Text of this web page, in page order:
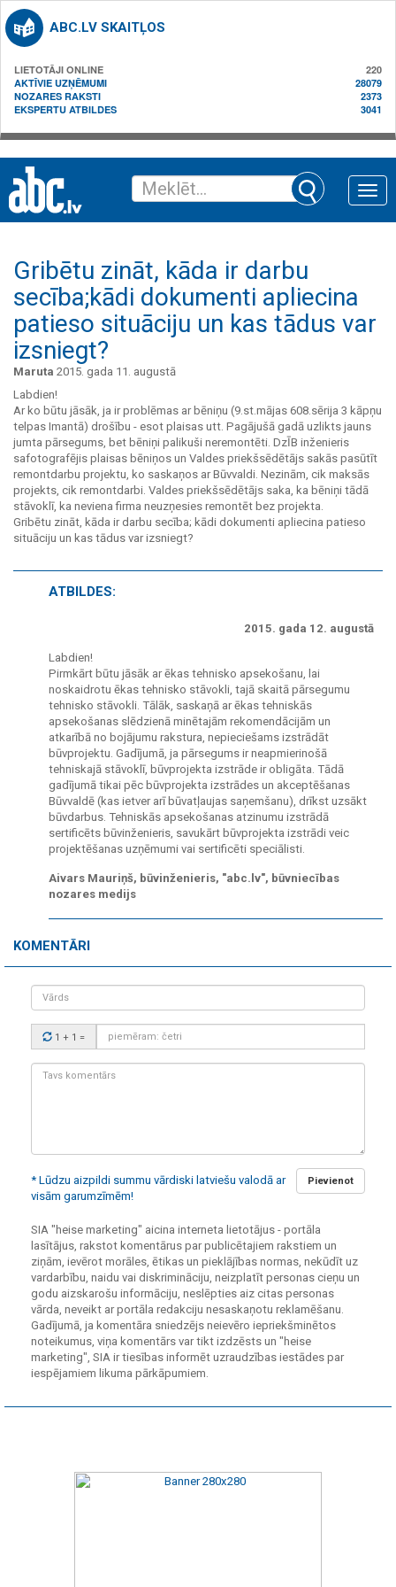
ABC.LV SKAITĻOS
LIETOTĀJI ONLINE
220
AKTĪVIE UZŅĒMUMI
28079
NOZARES RAKSTI
2373
EKSPERTU ATBILDES
3041
Toggle
Gribētu zināt, kāda ir darbu
secība;kādi dokumenti apliecina
patieso situāciju un kas tādus var
izsniegt?
Maruta 2015. gada 11. augustā
Labdien!
Ar ko būtu jāsāk, ja ir problēmas ar bēniņu (9.st.mājas 608.sērija 3 kāpņu
telpas Imantā) drošību - esot plaisas utt. Pagājušā gadā uzlikts jauns
jumta pārsegums, bet bēniņi palikuši neremontēti. DzĪB inženieris
safotografējis plaisas bēniņos un Valdes priekšsēdētājs sakās pasūtīt
remontdarbu projektu, ko saskaņos ar Būvvaldi. Nezinām, cik maksās
projekts, cik remontdarbi. Valdes priekšsēdētājs saka, ka bēniņi tādā
stāvoklī, ka neviena firma neuzņesies remontēt bez projekta.
Gribētu zināt, kāda ir darbu secība; kādi dokumenti apliecina patieso
situāciju un kas tādus var izsniegt?
ATBILDES:
2015. gada 12. augustā
Labdien!
Pirmkārt būtu jāsāk ar ēkas tehnisko apsekošanu, lai
noskaidrotu ēkas tehnisko stāvokli, tajā skaitā pārsegumu
tehnisko stāvokli. Tālāk, saskaņā ar ēkas tehniskās
apsekošanas slēdzienā minētajām rekomendācijām un
atkarībā no bojājumu rakstura, nepieciešams izstrādāt
būvprojektu. Gadījumā, ja pārsegums ir neapmierinošā
tehniskajā stāvoklī, būvprojekta izstrāde ir obligāta. Tādā
gadījumā tikai pēc būvprojekta izstrādes un akceptēšanas
Būvvaldē (kas ietver arī būvatļaujas saņemšanu), drīkst uzsākt
būvdarbus. Tehniskās apsekošanas atzinumu izstrādā
sertificēts būvinženieris, savukārt būvprojekta izstrādi veic
projektēšanas uzņēmumi vai sertificēti speciālisti.
Aivars Mauriņš, būvinženieris, "abc.lv", būvniecības
nozares medijs
KOMENTĀRI
Vārds
Drošības
kods:
1 + 1 =
Tavs
Pievienot
* Lūdzu aizpildi summu vārdiski latviešu valodā ar
visām garumzīmēm!
SIA "heise marketing" aicina interneta lietotājus - portāla
lasītājus, rakstot komentārus par publicētajiem rakstiem un
ziņām, ievērot morāles, ētikas un pieklājības normas, nekūdīt uz
vardarbību, naidu vai diskrimināciju, neizplatīt personas cieņu un
godu aizskarošu informāciju, neslēpties aiz citas personas
vārda, neveikt ar portāla redakciju nesaskaņotu reklamēšanu.
Gadījumā, ja komentāra sniedzējs neievēro iepriekšminētos
noteikumus, viņa komentārs var tikt izdzēsts un "heise
marketing", SIA ir tiesības informēt uzraudzības iestādes par
iespējamiem likuma pārkāpumiem.